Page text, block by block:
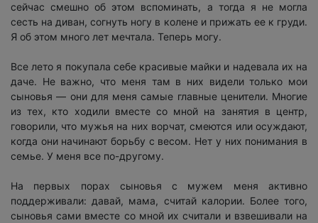
сейчас смешно об этом вспоминать, а тогда я не могла
сесть на диван, согнуть ногу в колене и прижать ее к груди.
Я об этом много лет мечтала. Теперь могу.
Все лето я покупала себе красивые майки и надевала их на
даче. Не важно, что меня там в них видели только мои
сыновья — они для меня самые главные ценители. Многие
из тех, кто ходили вместе со мной на занятия в центр,
говорили, что мужья на них ворчат, смеются или осуждают,
когда они начинают борьбу с весом. Нет у них понимания в
семье. У меня все по-другому.
На первых порах сыновья с мужем меня активно
поддерживали: давай, мама, считай калории. Более того,
сыновья сами вместе со мной их считали и взвешивали на